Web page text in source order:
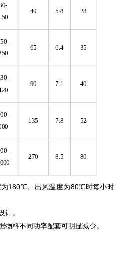
40 5.8 28
65 6.4 35
90 7.1 40
135 7.8 52
270 8.5 80
180℃、出风温度为80℃时每小时
计。
料不同功率配套可明显减少。